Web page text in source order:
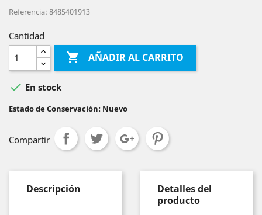
Referencia: 8485401913
Cantidad
 AÑADIR AL CARRITO
 En stock
Estado de Conservación: Nuevo
Compartir
Descripción
Detalles del
producto